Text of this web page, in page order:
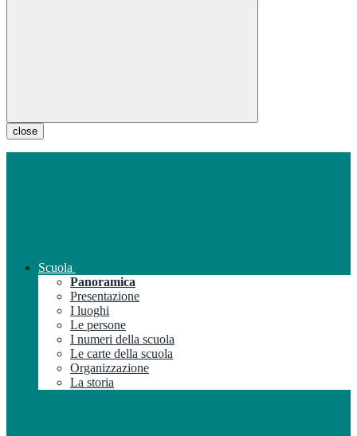
close
Scuola
Panoramica
Presentazione
I luoghi
Le persone
I numeri della scuola
Le carte della scuola
Organizzazione
La storia